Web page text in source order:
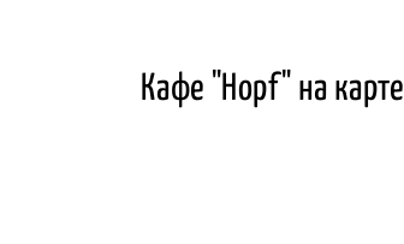
Кафе "Hopf" на карте